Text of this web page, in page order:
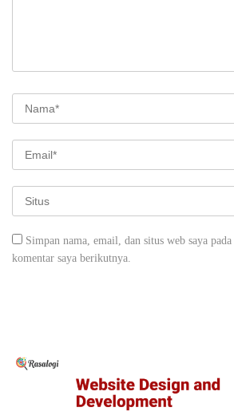
Simpan nama, email, dan situs web saya
komentar saya berikutnya.